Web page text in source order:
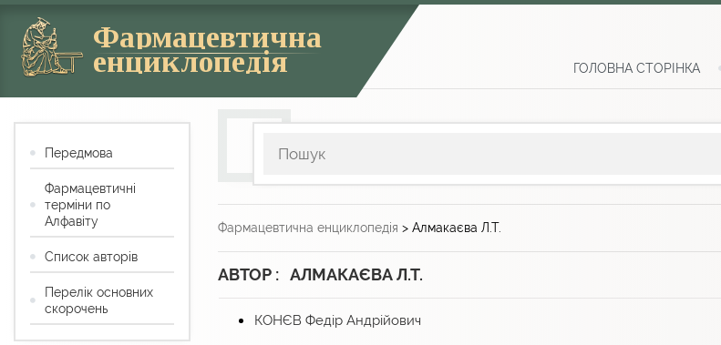
Фармацевтична
енциклопедія ГОЛОВНА СТОРІНКА
Фармацевтична енциклопедія > Алмакаєва Л.Т.
АВТОР : АЛМАКАЄВА Л.Т.
КОНЄВ Федір Андрійович
Передмова
Фармацевтичні
терміни по
Алфавіту
Список авторів
Перелік основних
скорочень